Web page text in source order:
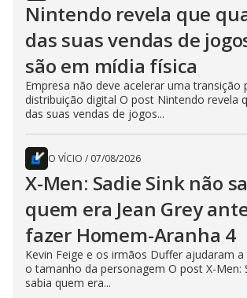
Nintendo revela que
das suas vendas de
são em mídia física
Empresa não deve acelerar uma transição
distribuição digital O post Nintendo revela
das suas vendas de jogos...
O VÍCIO / 07/08/2026
X-Men: Sadie Sink não
quem era Jean Grey
fazer Homem-Aranha 4
Kevin Feige e os irmãos Duffer ajudaram
o tamanho da personagem O post X-Men:
sabia quem era...